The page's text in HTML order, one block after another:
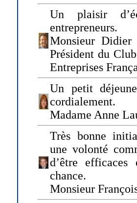
Un plaisir
entrepreneurs.
Monsieur
Président du
Entreprises
Un petit
cordialement.
Madame Anne
Très bonne
une volonté
d’être
chance.
Monsieur